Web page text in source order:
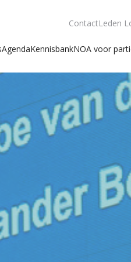
ContactLeden
AgendaKennisbankNOA voor